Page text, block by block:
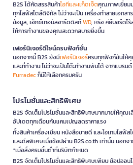
B2S ได้คัดสรรสินค้าไอทีและแก็ดเจ็ตคุณภาพเยี่ยม
ทุกไลฟ์สไตล์ดิจิทัล ไม่ว่าจะเป็น เครื่องทำลายเอกสาร
ข้อมูล, เอ็กซ์เทอนัลฮาร์ดดิสก์WD, หรือ คีย์บอร์ดไร้
ให้การทำงานของคุณสะดวกสบายยิ่งขึ้น
เฟอร์นิเจอร์ดีไซน์ครบฟังก์ชั่น
นอกจากนี้ B2S ยังมีเฟอร์นิเจอร์ครบทุกฟังก์ชันให้
และที่ทำงาน ไม่ว่าจะเป็นโต๊ะทำงานพับได้ จากแบรนด์
Furradecก็มีให้เลือกครบครัน
โปรโมชั่นและสิทธิพิเศษ
B2S จัดเต็มโปรโมชั่นและสิทธิพิเศษมากมายให้คุณ
อัปเดตทุกเดือนกับแคมเปญลดราคาแรง
ทั้งสินค้าเครื่องเขียน หนังสือขายดี และไอเทมไล
และดีลพิเศษเมื่อช้อปผ่าน B2S.co.th เท่านั้น นอกจ
*เมื่อสั่งครบขั้นต่ำที่บริษัทกำหนด
B2S จัดเต็มโปรโมชั่นและสิทธิพิเศษเพียบ ช้อปออน